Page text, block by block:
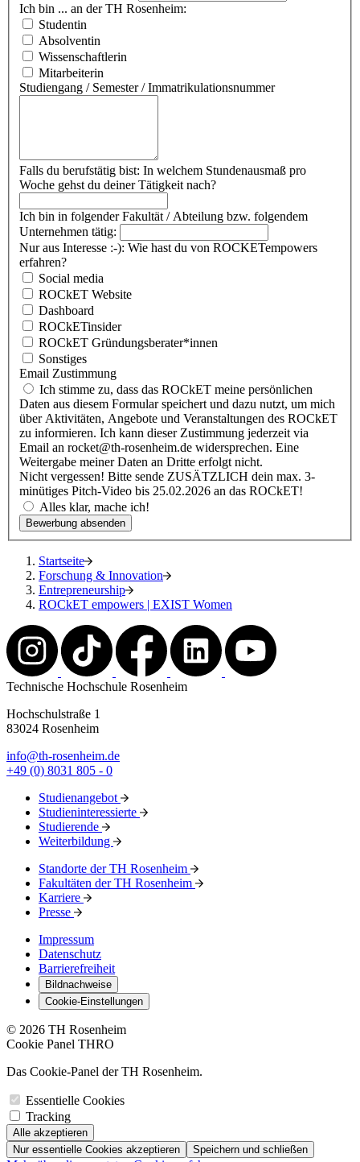
Ich bin ... an der TH Rosenheim:
Studentin
Absolventin
Wissenschaftlerin
Mitarbeiterin
Studiengang / Semester / Immatrikulationsnummer
Falls du berufstätig bist: In welchem Stundenausmaß pro
Woche gehst du deiner Tätigkeit nach?
Ich bin in folgender Fakultät / Abteilung bzw. folgendem
Unternehmen tätig:
Nur aus Interesse :-): Wie hast du von ROCKETempowers
erfahren?
Social media
ROCkET Website
Dashboard
ROCkETinsider
ROCkET Gründungsberater*innen
Sonstiges
Email Zustimmung
Daten aus diesem Formular speichert und dazu nutzt, um mich
über Aktivitäten, Angebote und Veranstaltungen des ROCkET
zu informieren. Ich kann dieser Zustimmung jederzeit via
Email an rocket@th-rosenheim.de widersprechen. Eine
Weitergabe meiner Daten an Dritte erfolgt nicht.
Nicht vergessen! Bitte sende ZUSÄTZLICH dein max. 3-
minütiges Pitch-Video bis 25.02.2026 an das ROCkET!
Alles klar, mache ich!
Bewerbung absenden
Startseite
Forschung & Innovation
Entrepreneurship
ROCkET empowers | EXIST Women
Technische Hochschule Rosenheim
Hochschulstraße 1
83024 Rosenheim
info@th-rosenheim.de
+49 (0) 8031 805 - 0
Studienangebot
Studieninteressierte
Studierende
Weiterbildung
Standorte der TH Rosenheim
Fakultäten der TH Rosenheim
Karriere
Presse
Impressum
Datenschutz
Barrierefreiheit
Bildnachweise
Cookie-Einstellungen
© 2026 TH Rosenheim
Cookie Panel THRO
Das Cookie-Panel der TH Rosenheim.
Essentielle Cookies
Tracking
Alle akzeptieren
Nur essentielle Cookies akzeptieren
Speichern und schließen